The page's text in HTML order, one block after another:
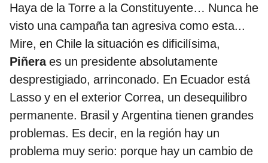
Haya de la Torre a la Constituyente… Nunca he
visto una campaña tan agresiva como esta...
Mire, en Chile la situación es dificilísima,
Piñeraes un presidente absolutamente
desprestigiado, arrinconado. En Ecuador está
Lasso y en el exterior Correa, un desequilibro
permanente. Brasil y Argentina tienen grandes
problemas. Es decir, en la región hay un
problema muy serio: porque hay un cambio de